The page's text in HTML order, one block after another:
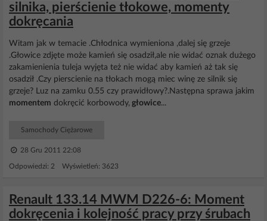
silnika, pierścienie tłokowe, momenty
dokręcania
Witam jak w temacie .Chłodnica wymieniona ,dalej się grzeje
.Głowice zdjęte może kamień się osadził,ale nie widać oznak dużego
zakamienienia tuleja wyjęta też nie widać aby kamień aż tak się
osadził .Czy pierscienie na tłokach mogą miec winę ze silnik się
grzeje? Luz na zamku 0.55 czy prawidłowy?.Następna sprawa jakim
momentem dokręcić korbowody, głowice...
Samochody Ciężarowe
28 Gru 2011 22:08
Odpowiedzi: 2 Wyświetleń: 3623
Renault 133.14 MWM D226-6: Moment
dokręcenia i kolejność pracy przy śrubach